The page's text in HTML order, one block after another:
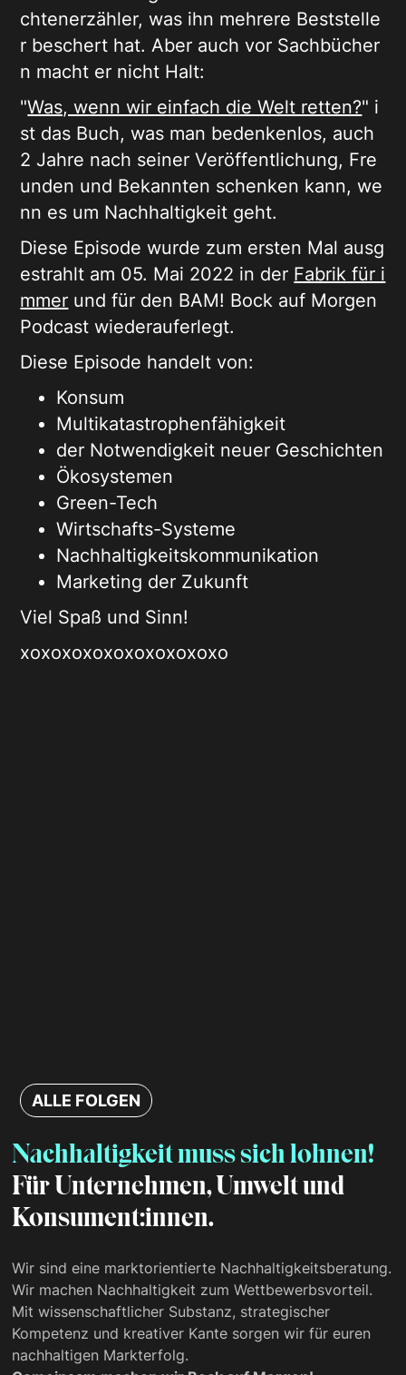
chtenerzähler, was ihn mehrere Beststelle
r beschert hat. Aber auch vor Sachbücher
n macht er nicht Halt:
"Was, wenn wir einfach die Welt retten?" i
st das Buch, was man bedenkenlos, auch
2 Jahre nach seiner Veröffentlichung, Fre
unden und Bekannten schenken kann, we
nn es um Nachhaltigkeit geht.
Diese Episode wurde zum ersten Mal ausg
estrahlt am 05. Mai 2022 in der Fabrik für i
mmer und für den BAM! Bock auf Morgen
Podcast wiederauferlegt.
Diese Episode handelt von:
Konsum
Multikatastrophenfähigkeit
der Notwendigkeit neuer Geschichten
Ökosystemen
Green-Tech
Wirtschafts-Systeme
Nachhaltigkeitskommunikation
Marketing der Zukunft
Viel Spaß und Sinn!
xoxoxoxoxoxoxoxoxoxo
ALLE FOLGEN
Nachhaltigkeit muss sich lohnen!
Für Unternehmen, Umwelt und
Konsument:innen.
Wir sind eine marktorientierte Nachhaltigkeits­beratung.
Wir machen Nachhaltigkeit zum Wettbewerbsvorteil.
Mit wissenschaftlicher Substanz, strategischer
Kompetenz und kreativer Kante sorgen wir für euren
nachhaltigen Markterfolg.